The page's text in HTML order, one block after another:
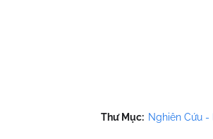
Thư Mục: Nghiên Cứu -